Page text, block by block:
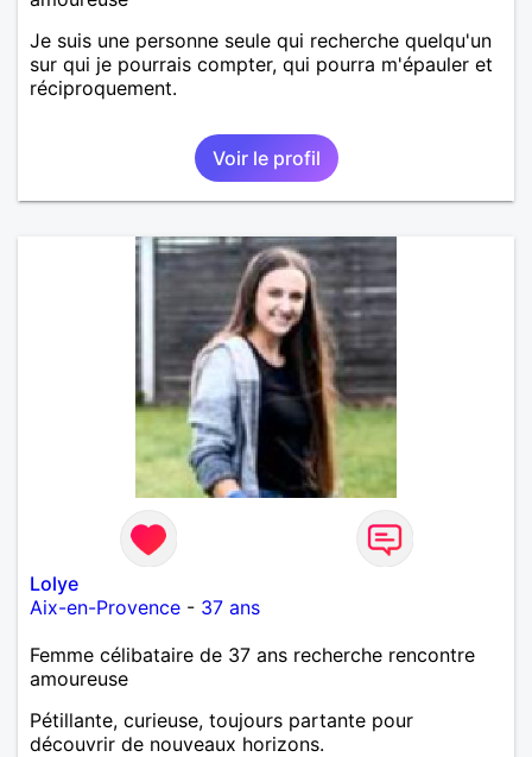
Je suis une personne seule qui recherche quelqu'un
sur qui je pourrais compter, qui pourra m'épauler et
réciproquement.
Voir le profil
Lolye
Aix-en-Provence - 37 ans
Femme célibataire de 37 ans recherche rencontre
amoureuse
Pétillante, curieuse, toujours partante pour
découvrir de nouveaux horizons.